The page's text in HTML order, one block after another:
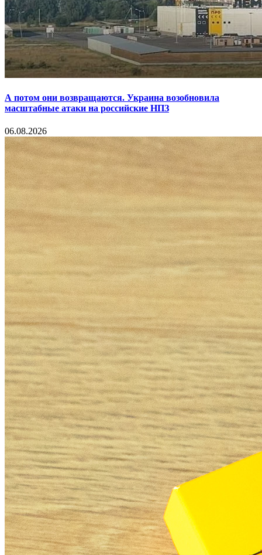
А потом они возвращаются. Украина возобновила
масштабные атаки на российские НПЗ
06.08.2026